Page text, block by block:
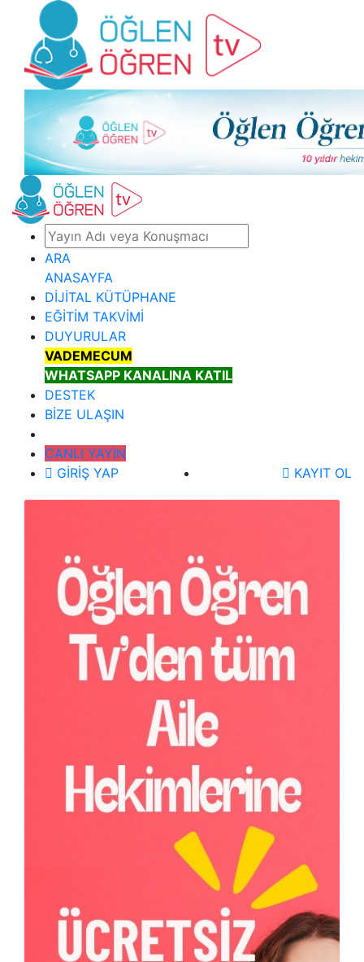
ARA
ANASAYFA
DİJİTAL KÜTÜPHANE
EĞİTİM TAKVİMİ
DUYURULAR
VADEMECUM
WHATSAPP KANALINA KATIL
DESTEK
BİZE ULAŞIN
CANLI YAYIN
GİRİŞ YAP
KAYIT OL